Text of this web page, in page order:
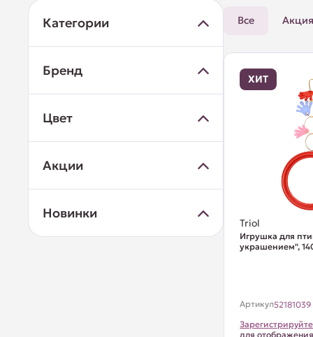
Категории
Бренд
Цвет
Акции
Новинки
Все
ХИТ
Triol
Игрушка для
украшением",
Артикул52181039
для